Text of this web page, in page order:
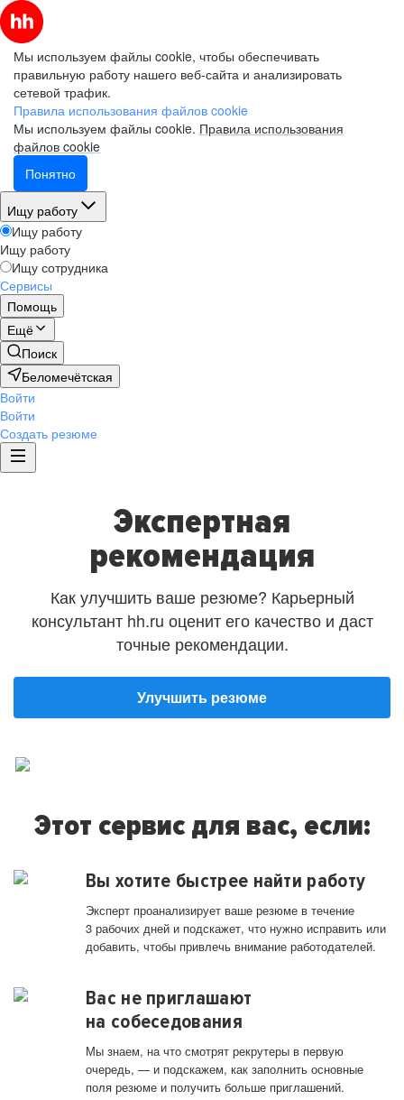
Мы используем файлы cookie, чтобы обеспечивать
правильную работу нашего веб-сайта и анализировать
сетевой трафик.
Правила использования файлов cookie
Мы используем файлы cookie. Правила использования
файлов cookie
Понятно
Ищу работу
Ищу работу
Ищу работу
Ищу сотрудника
Сервисы
Помощь
Ещё
Поиск
Беломечётская
Войти
Войти
Создать резюме
Экспертная
рекомендация
Как улучшить ваше резюме? Карьерный
консультант hh.ru оценит его качество и даст
точные рекомендации.
Улучшить резюме
Этот сервис для вас, если:
Вы хотите быстрее найти работу
Эксперт проанализирует ваше резюме в течение
3 рабочих дней и подскажет, что нужно исправить или
добавить, чтобы привлечь внимание работодателей.
Вас не приглашают
на собеседования
Мы знаем, на что смотрят рекрутеры в первую
очередь, — и подскажем, как заполнить основные
поля резюме и получить больше приглашений.